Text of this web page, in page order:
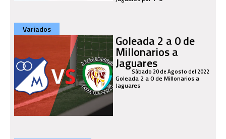
Variados
Goleada 2 a 0 de
Millonarios a
Jaguares
Sábado 20 de Agosto del 2022
Goleada 2 a 0 de Millonarios a
Jaguares